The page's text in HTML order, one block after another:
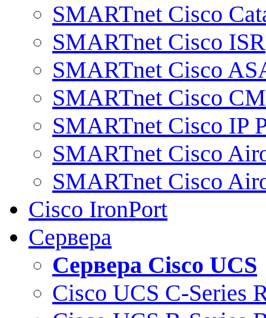
SMARTnet Cisco
SMARTnet Cisco ISR
SMARTnet Cisco
SMARTnet Cisco
SMARTnet Cisco IP
SMARTnet Cisco
SMARTnet Cisco
Cisco IronPort
Сервера
Сервера Cisco UCS
Cisco UCS C-Series